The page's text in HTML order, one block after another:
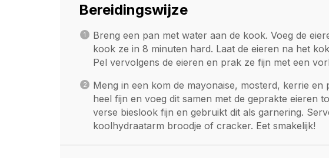
Bereidingswijze
Breng een pan met water aan de kook. Voeg de
kook ze in 8 minuten hard. Laat de eieren na het
Pel vervolgens de eieren en prak ze fijn met een
Meng in een kom de mayonaise, mosterd, kerrie en
heel fijn en voeg dit samen met de geprakte eieren
verse bieslook fijn en gebruikt dit als garnering.
koolhydraatarm broodje of cracker. Eet smakelijk!